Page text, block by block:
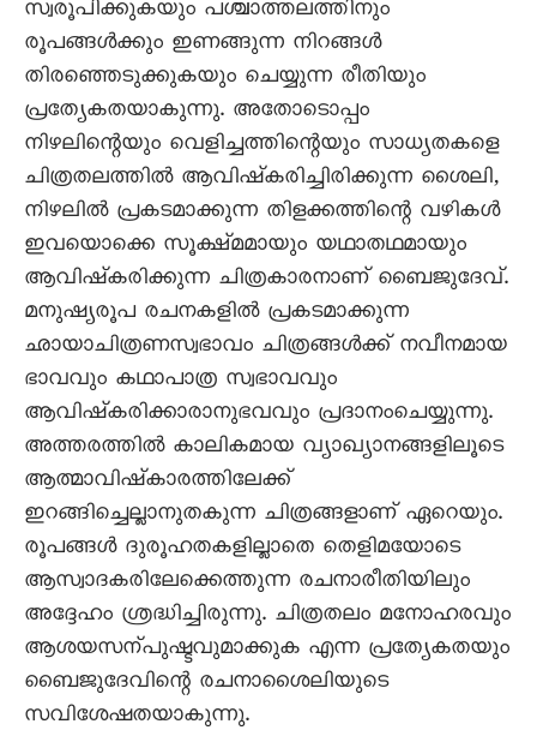
സ്വരൂപിക്കുകയും പശ്ചാത്തലത്തിനും
രൂപങ്ങൾക്കും ഇണങ്ങുന്ന നിറങ്ങൾ
തിരഞ്ഞെടുക്കുകയും ചെയ്യുന്ന രീതിയും
പ്രത്യേകതയാകുന്നു. അതോടൊപ്പം
നിഴലിന്റെയും വെളിച്ചത്തിന്റെയും സാധ്യതകളെ
ചിത്രതലത്തിൽ ആവിഷ്‌കരിച്ചിരിക്കുന്ന ശൈലി,
നിഴലിൽ പ്രകടമാക്കുന്ന തിളക്കത്തിന്റെ വഴികൾ
ഇവയൊക്കെ സൂക്ഷ്‌മമായും യഥാതഥമായും
ആവിഷ്‌കരിക്കുന്ന ചിത്രകാരനാണ്‌ ബൈജുദേവ്‌.
മനുഷ്യരൂപ രചനകളിൽ പ്രകടമാക്കുന്ന
ഛായാചിത്രണസ്വഭാവം ചിത്രങ്ങൾക്ക്‌ നവീനമായ
ഭാവവും കഥാപാത്ര സ്വഭാവവും
ആവിഷ്‌കരിക്കാരാനുഭവവും പ്രദാനംചെയ്യുന്നു.
അത്തരത്തിൽ കാലികമായ വ്യാഖ്യാനങ്ങളിലൂടെ
ആത്മാവിഷ്‌കാരത്തിലേക്ക്‌
ഇറങ്ങിച്ചെല്ലാനുതകുന്ന ചിത്രങ്ങളാണ്‌ ഏറെയും.
രൂപങ്ങൾ ദുരൂഹതകളില്ലാതെ തെളിമയോടെ
ആസ്വാദകരിലേക്കെത്തുന്ന രചനാരീതിയിലും
അദ്ദേഹം ശ്രദ്ധിച്ചിരുന്നു. ചിത്രതലം മനോഹരവും
ആശയസന്പുഷ്ടവുമാക്കുക എന്ന പ്രത്യേകതയും
ബൈജുദേവിന്റെ രചനാശൈലിയുടെ
സവിശേഷതയാകുന്നു.